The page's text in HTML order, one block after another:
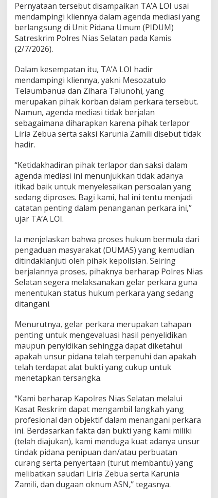
i
a
s
S
e
t
n
M
e
n
g
a
m
l
S
i
k
a
p
e
t
a
p
a
n
a
u
s
P
e
r
k
r
a
,
S
e
b
u
t
A
a
Pernyataan tersebut disampaikan TA’A LOI usai
mendampingi kliennya dalam agenda mediasi yang
berlangsung di Unit Pidana Umum (PIDUM)
Satreskrim Polres Nias Selatan pada Kamis
(2/7/2026).
Dalam kesempatan itu, TA’A LOI hadir
mendampingi kliennya, yakni Mesozatulo
Telaumbanua dan Zihara Talunohi, yang
merupakan pihak korban dalam perkara tersebut.
Namun, agenda mediasi tidak berjalan
sebagaimana diharapkan karena pihak terlapor
Liria Zebua serta saksi Karunia Zamili disebut tidak
hadir.
“Ketidakhadiran pihak terlapor dan saksi dalam
agenda mediasi ini menunjukkan tidak adanya
itikad baik untuk menyelesaikan persoalan yang
sedang diproses. Bagi kami, hal ini tentu menjadi
catatan penting dalam penanganan perkara ini,”
ujar TA’A LOI.
Ia menjelaskan bahwa proses hukum bermula dari
pengaduan masyarakat (DUMAS) yang kemudian
ditindaklanjuti oleh pihak kepolisian. Seiring
berjalannya proses, pihaknya berharap Polres Nias
Selatan segera melaksanakan gelar perkara guna
menentukan status hukum perkara yang sedang
ditangani.
Menurutnya, gelar perkara merupakan tahapan
penting untuk mengevaluasi hasil penyelidikan
maupun penyidikan sehingga dapat diketahui
apakah unsur pidana telah terpenuhi dan apakah
telah terdapat alat bukti yang cukup untuk
menetapkan tersangka.
“Kami berharap Kapolres Nias Selatan melalui
Kasat Reskrim dapat mengambil langkah yang
profesional dan objektif dalam menangani perkara
ini. Berdasarkan fakta dan bukti yang kami miliki
(telah diajukan), kami menduga kuat adanya unsur
tindak pidana penipuan dan/atau perbuatan
curang serta penyertaan (turut membantu) yang
melibatkan saudari Liria Zebua serta Karunia
Zamili, dan dugaan oknum ASN,” tegasnya.